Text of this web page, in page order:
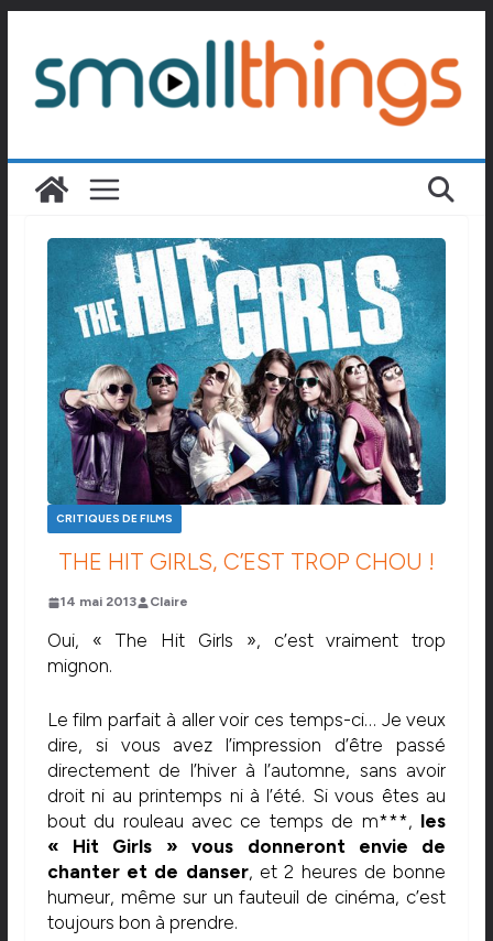
contenu
CRITIQUES DE FILMS
THE HIT GIRLS, C’EST TROP CHOU !
14 mai 2013 Claire
Oui, « The Hit Girls », c’est vraiment trop
mignon.
Le film parfait à aller voir ces temps-ci… Je veux
dire, si vous avez l’impression d’être passé
directement de l’hiver à l’automne, sans avoir
droit ni au printemps ni à l’été. Si vous êtes au
bout du rouleau avec ce temps de m***, les
« Hit Girls » vous donneront envie de
chanter et de danser, et 2 heures de bonne
humeur, même sur un fauteuil de cinéma, c’est
toujours bon à prendre.